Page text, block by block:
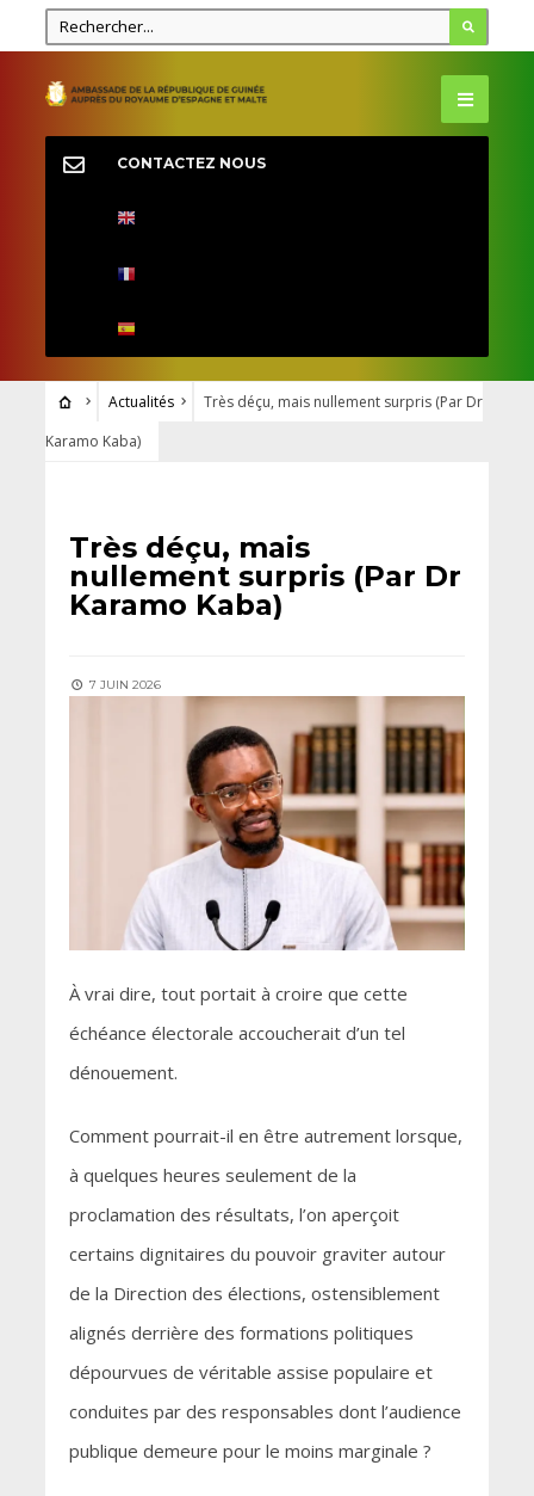
CONTACTEZ NOUS
Actualités
Très déçu, mais nullement surpris (Par Dr
Karamo Kaba)
Très déçu, mais
nullement surpris (Par Dr
Karamo Kaba)
7 JUIN 2026
À vrai dire, tout portait à croire que cette
échéance électorale accoucherait d’un tel
dénouement.
Comment pourrait-il en être autrement lorsque,
à quelques heures seulement de la
proclamation des résultats, l’on aperçoit
certains dignitaires du pouvoir graviter autour
de la Direction des élections, ostensiblement
alignés derrière des formations politiques
dépourvues de véritable assise populaire et
conduites par des responsables dont l’audience
publique demeure pour le moins marginale ?